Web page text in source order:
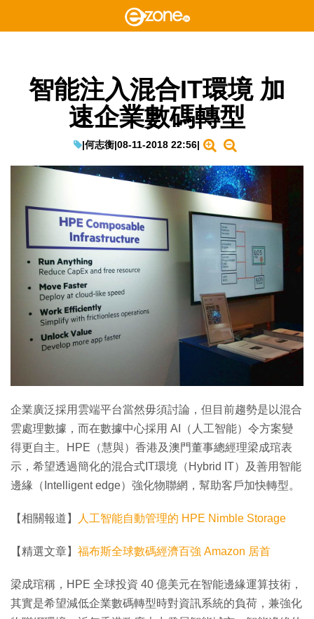
智能注入混合IT環境 加
速企業數碼轉型
|何志衡|08-11-2018 22:56|
企業廣泛採用雲端平台當然毋須討論，但目前趨勢是以混合
雲處理數據，而在數據中心採用 AI（人工智能）令方案變
得更自主。HPE（慧與）香港及澳門董事總經理梁成琯表
示，希望透過簡化的混合式IT環境（Hybrid IT）及善用智能
邊緣（Intelligent edge）強化物聯網，幫助客戶加快轉型。
【相關報道】 人工智能自動管理的 HPE Nimble Storage
【精選文章】 福布斯全球數碼經濟百強 Amazon 居首
梁成琯稱，HPE 全球投資 40 億美元在智能邊緣運算技術，
其實是希望減低企業數碼轉型時對資訊系統的負荷，兼強化